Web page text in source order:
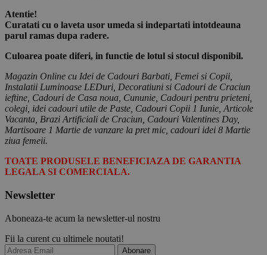
Atentie!
Curatati cu o laveta usor umeda si indepartati intotdeauna
parul ramas dupa radere.
Culoarea poate diferi, in functie de lotul si stocul disponibil.
Magazin Online cu Idei de Cadouri Barbati, Femei si Copii,
Instalatii Luminoase LEDuri, Decoratiuni si Cadouri de Craciun
ieftine, Cadouri de Casa noua, Cununie, Cadouri pentru prieteni,
colegi, idei cadouri utile de Paste, Cadouri Copii 1 Iunie, Articole
Vacanta, Brazi Artificiali de Craciun, Cadouri Valentines Day,
Martisoare 1 Martie de vanzare la pret mic, cadouri idei 8 Martie
ziua femeii.
TOATE PRODUSELE BENEFICIAZA DE GARANTIA
LEGALA SI COMERCIALA.
Newsletter
Aboneaza-te acum la newsletter-ul nostru
Fii la curent cu ultimele noutati!
Abonare